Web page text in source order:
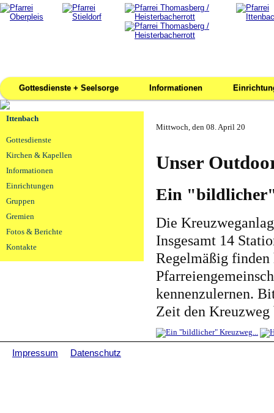
Gottesdienste + Seelsorge Informationen
Ittenbach
Gottesdienste
Kirchen & Kapellen
Informationen
Einrichtungen
Gruppen
Gremien
Fotos & Berichte
Kontakte
Mittwoch, den 08. April 20
Unser
Ein
Die
Insgesamt 14
Regelmäßig finden
kennenzulernen.
Zeit den Kreuzweg
Impressum Datenschutz